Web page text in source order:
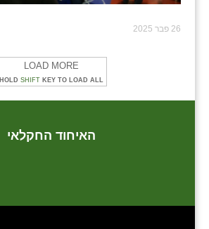
26 פבר 2025
LOAD MORE
HOLD SHIFT KEY TO LOAD ALL
האיחוד החקלאי